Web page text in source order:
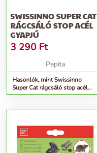
SWISSINNO SUPER CAT
RÁGCSÁLÓ STOP ACÉL
GYAPJÚ
3 290 Ft
Pepita
Hasonlók, mint Swissinno
Super Cat rágcsáló stop acél
gyapjú